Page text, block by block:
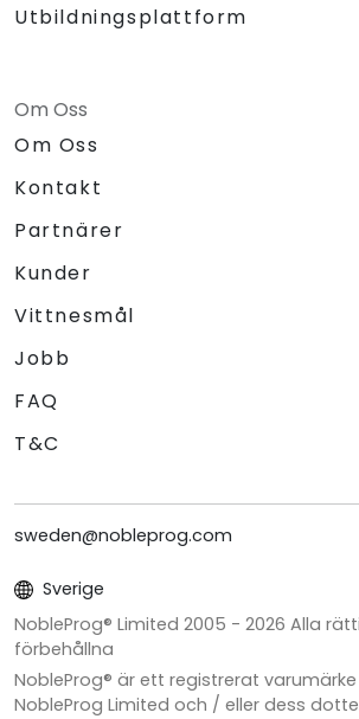
Utbildningsplattform
Om Oss
Om Oss
Kontakt
Partnärer
Kunder
Vittnesmål
Jobb
FAQ
T&C
sweden@nobleprog.com
Sverige
NobleProg® Limited 2005 - 2026 Alla
förbehållna
NobleProg® är ett registrerat
NobleProg Limited och / eller dess